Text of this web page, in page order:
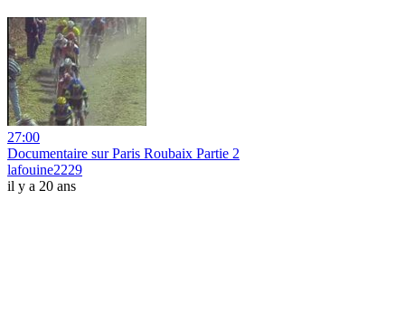
27:00
Documentaire sur Paris Roubaix Partie 2
lafouine2229
il y a 20 ans